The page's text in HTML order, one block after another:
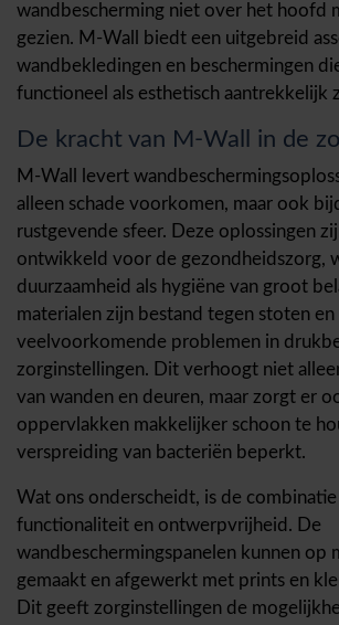
wandbescherming niet over het hoofd
gezien. M-Wall biedt een uitgebreid
wandbekledingen en beschermingen
functioneel als esthetisch aantrekkelijk
De kracht van M-Wall in de
M-Wall levert
alleen schade voorkomen, maar ook
rustgevende sfeer. Deze oplossingen
ontwikkeld voor de gezondheidszorg,
duurzaamheid als hygiëne van groot
materialen zijn bestand tegen stoten en
veelvoorkomende problemen in
zorginstellingen. Dit verhoogt niet
van wanden en deuren, maar zorgt er
oppervlakken makkelijker schoon te
verspreiding van bacteriën beperkt.
Wat ons onderscheidt, is de
functionaliteit en ontwerpvrijheid. De
wandbeschermingspanelen kunnen op
gemaakt en afgewerkt met prints en
Dit geeft zorginstellingen de